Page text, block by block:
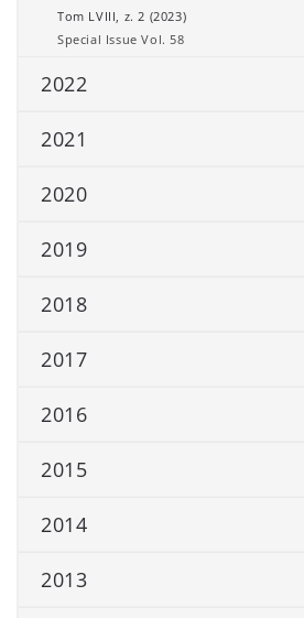
Tom LVIII, z. 2 (2023)
Special Issue Vol. 58
2022
2021
2020
2019
2018
2017
2016
2015
2014
2013